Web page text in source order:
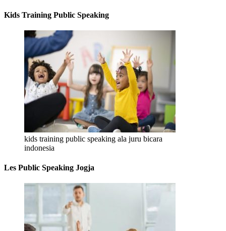
Kids Training Public Speaking
kids training public speaking ala juru bicara
indonesia
Les Public Speaking Jogja